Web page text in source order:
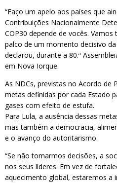
“Faço um apelo aos países que
Contribuições Nacionalmente
COP30 depende de vocês.
palco de um momento decisivo
declarou, durante a 80.ª
em Nova Iorque.
As NDCs, previstas no Acordo de
metas definidas por cada Estado
gases com efeito de estufa.
Para Lula, a ausência dessas
mas também a democracia,
e o avanço do autoritarismo.
“Se não tomarmos decisões, a
nos seus líderes. Em vez de
aquecimento global, estaremos a